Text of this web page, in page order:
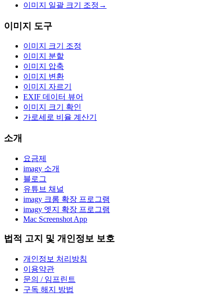
이미지 일괄 크기 조정 →
이미지 도구
이미지 크기 조정
이미지 분할
이미지 압축
이미지 변환
이미지 자르기
EXIF 데이터 뷰어
이미지 크기 확인
가로세로 비율 계산기
소개
요금제
imagy 소개
블로그
유튜브 채널
imagy 크롬 확장 프로그램
imagy 엣지 확장 프로그램
Mac Screenshot App
법적 고지 및 개인정보 보호
개인정보 처리방침
이용약관
문의 / 임프린트
구독 해지 방법